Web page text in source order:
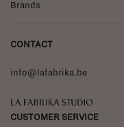
Brands
CONTACT
info@lafabrika.be
La Fabrika Studio
CUSTOMER SERVICE